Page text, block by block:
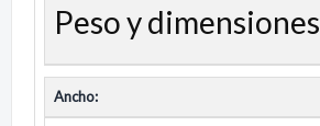
Peso y dimensiones
Ancho: